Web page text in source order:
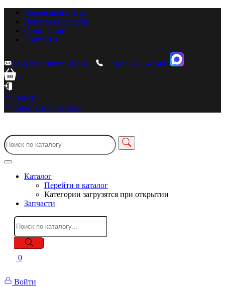
Сервисный центр
Доставка и оплата
О компании
Контакты
sale@zionstm.ru sale@...
+7 (495) 136-23-00
0
Войти
Зарегистрироваться
Каталог
Перейти в каталог
Категории загрузятся при открытии
Запчасти
0
Войти